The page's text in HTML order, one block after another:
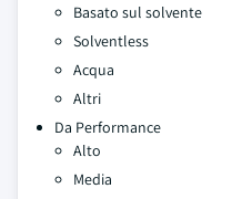
Basato sul solvente
Solventless
Acqua
Altri
Da Performance
Alto
Media